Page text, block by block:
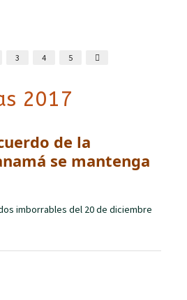
3 4 5
2017
de la
se mantenga
imborrables del 20 de diciembre